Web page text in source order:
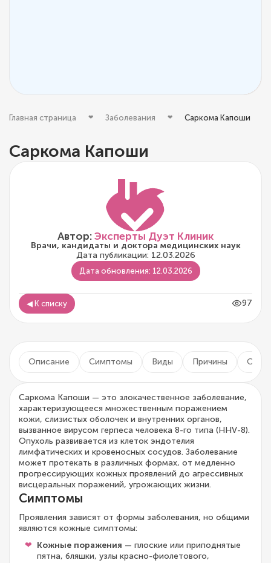
Главная страница Заболевания Саркома Капоши
Саркома Капоши
Автор:Эксперты Дуэт Клиник
Врачи, кандидаты и доктора медицинских наук
Дата публикации: 12.03.2026
Дата обновления: 12.03.2026
◀ К списку 97
Описание Симптомы Виды Причины
Саркома Капоши — это злокачественное заболевание,
характеризующееся множественным поражением
кожи, слизистых оболочек и внутренних органов,
вызванное вирусом герпеса человека 8-го типа (HHV-8).
Опухоль развивается из клеток эндотелия
лимфатических и кровеносных сосудов. Заболевание
может протекать в различных формах, от медленно
прогрессирующих кожных проявлений до агрессивных
висцеральных поражений, угрожающих жизни.
Симптомы
Проявления зависят от формы заболевания, но общими
являются кожные симптомы:
Кожные поражения — плоские или приподнятые
пятна, бляшки, узлы красно-фиолетового,